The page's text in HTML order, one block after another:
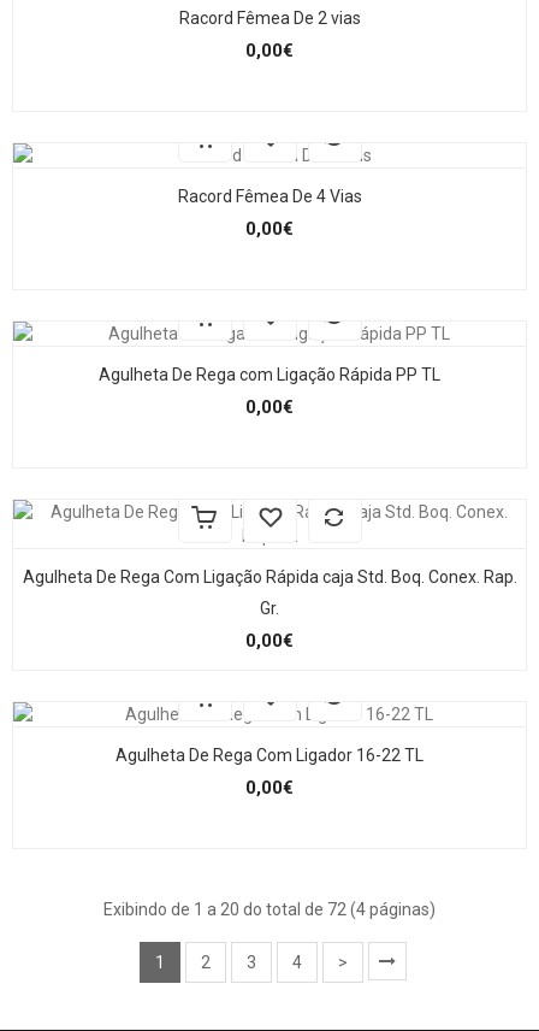
Racord Fêmea De 2 vias
0,00€
Racord Fêmea De 4 Vias
0,00€
Agulheta De Rega com Ligação Rápida PP TL
0,00€
Agulheta De Rega Com Ligação Rápida caja Std. Boq. Conex. Rap.
Gr.
0,00€
Agulheta De Rega Com Ligador 16-22 TL
0,00€
Exibindo de 1 a 20 do total de 72 (4 páginas)
1 2 3 4 >